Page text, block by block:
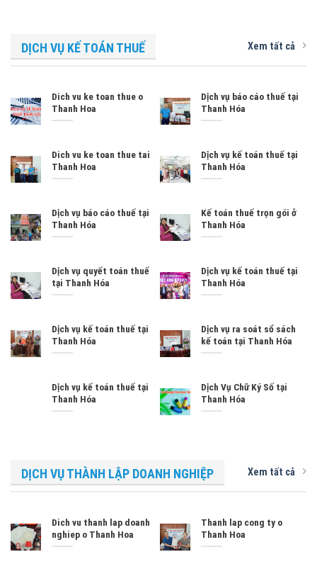
DỊCH VỤ KẾ TOÁN THUẾ Xem tất cả
Dich vu ke toan thue o
Thanh Hoa
Dịch vụ báo cáo thuế tại
Thanh Hóa
Dich vu ke toan thue tai
Thanh Hoa
Dịch vụ kế toán thuế tại
Thanh Hóa
Dịch vụ báo cáo thuế tại
Thanh Hóa
Kế toán thuế trọn gói ở
Thanh Hóa
Dịch vụ quyết toán thuế
tại Thanh Hóa
Dịch vụ kế toán thuế tại
Thanh Hóa
Dịch vụ kế toán thuế tại
Thanh Hóa
Dịch vụ ra soát sổ sách
kế toán tại Thanh Hóa
Dịch vụ kế toán thuế tại
Thanh Hóa
Dịch Vụ Chữ Ký Số tại
Thanh Hóa
DỊCH VỤ THÀNH LẬP DOANH NGHIỆP Xem tất cả
Dich vu thanh lap doanh
nghiep o Thanh Hoa
Thanh lap cong ty o
Thanh Hoa